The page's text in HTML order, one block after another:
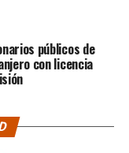
públicos de
con licencia